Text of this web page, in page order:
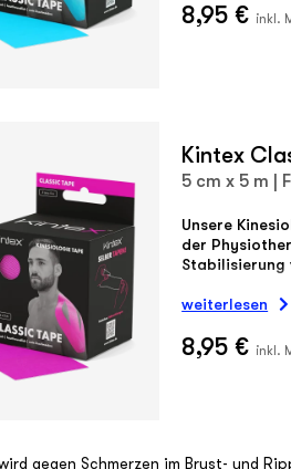
8,95 € inkl.
Kintex
5 cm x 5 m |
Unsere
der
Stabilisierung
weiterlesen
8,95 € inkl.
gegen Schmerzen im Brust- und